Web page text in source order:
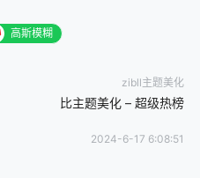
高斯模糊
zibll主题美化
比主题美化 – 超级热榜
2024-6-17 6:08:51